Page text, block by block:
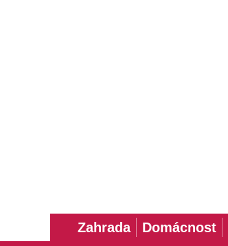
Zahrada Domácnost